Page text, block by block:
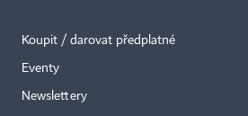
Koupit / darovat předplatné
Eventy
Newslettery